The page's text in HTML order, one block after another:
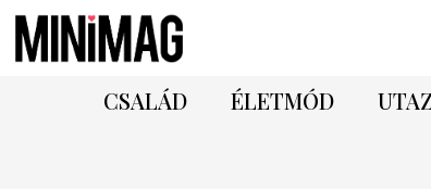
CSALÁD ÉLETMÓD